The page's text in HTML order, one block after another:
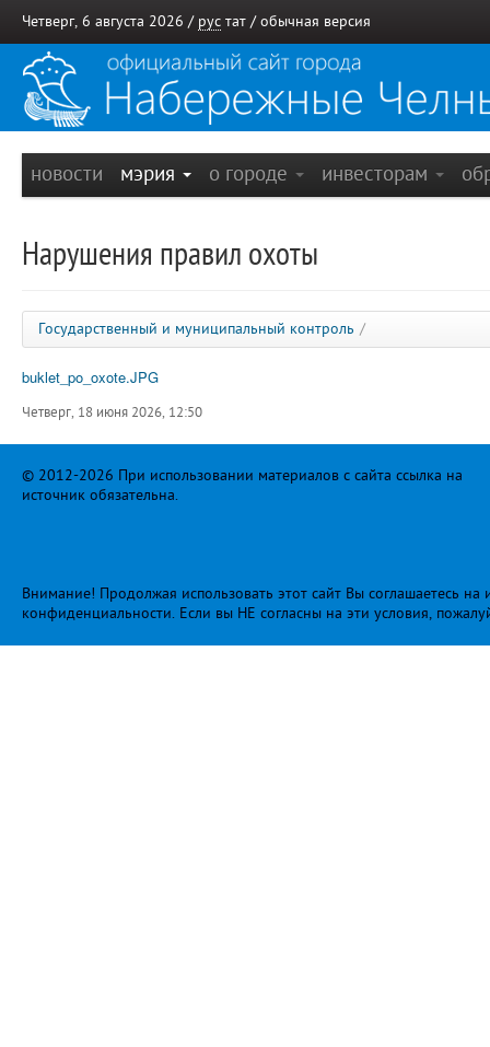
Четверг, 6 августа 2026 / рус тат / обычная версия
новости мэрия о городе инвесторам
Нарушения правил охоты
Государственный и муниципальный контроль /
buklet_po_oxote.JPG
Четверг, 18 июня 2026, 12:50
© 2012-2026 При использовании материалов с сайта ссылка на
источник обязательна.
Внимание! Продолжая использовать этот сайт Вы соглашаетесь
конфиденциальности. Если вы НЕ согласны на эти условия,